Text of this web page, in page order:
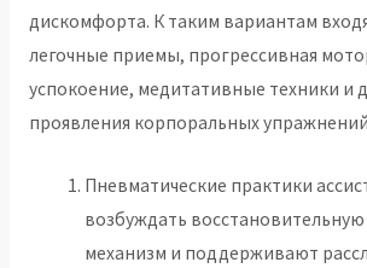
дискомфорта. К таким вариантам
легочные приемы, прогрессивная
успокоение, медитативные техники и
проявления корпоральных
Пневматические практики
возбуждать
механизм и поддерживают